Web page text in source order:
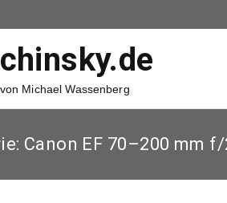
Michael Wassenberg
Canon EF 70–200 mm f/